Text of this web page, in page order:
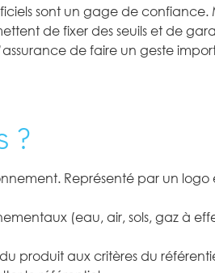
sont un gage de confiance.
de fixer des seuils et de
de faire un geste
?
Représenté par un
(eau, air, sols, gaz à
produit aux critères du